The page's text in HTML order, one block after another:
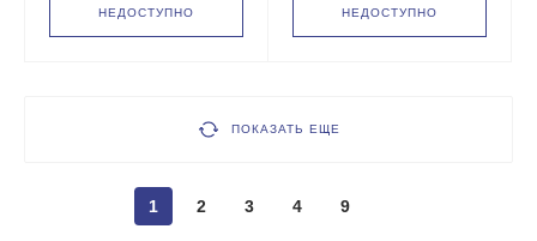
НЕДОСТУПНО НЕДОСТУПНО
ПОКАЗАТЬ ЕЩЕ
1 2 3 4 9